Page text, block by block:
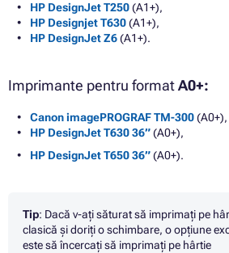
HP DesignJet T250(A1+),
HP Designjet T630(A1+),
HP DesignJet Z6(A1+).
Imprimante pentru formatA0+:
Canon imagePROGRAF TM-300(A0+),
HP DesignJet T630 36”(A0+),
HP DesignJet T650 36”(A0+).
Tip: Dacă v-ați săturat să imprimați pe
clasică și doriți o schimbare, o opțiune
este să încercați să imprimați pe hârtie